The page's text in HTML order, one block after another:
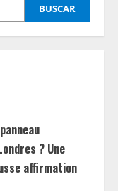
BUSCAR
? Une
affirmation